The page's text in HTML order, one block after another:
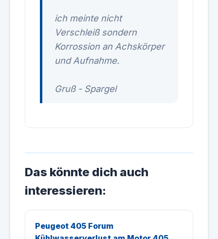
ich meinte nicht
Verschleiß sondern
Korrossion an Achskörper
und Aufnahme.
Gruß - Spargel
Das könnte dich auch
interessieren:
Peugeot 405 Forum